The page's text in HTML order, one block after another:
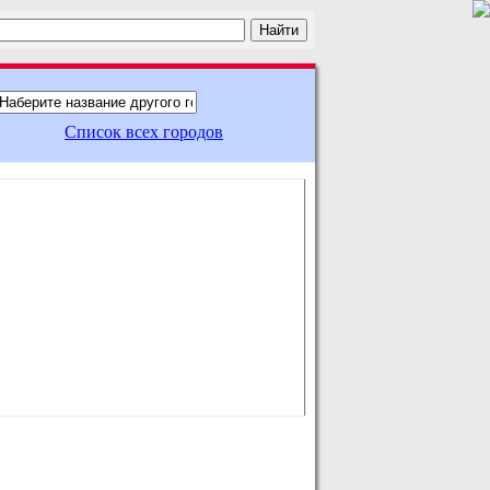
Список всех городов